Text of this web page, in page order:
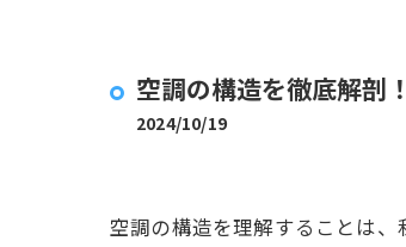
空調の構造を徹底解剖
2024/10/19
空調の構造を理解することは